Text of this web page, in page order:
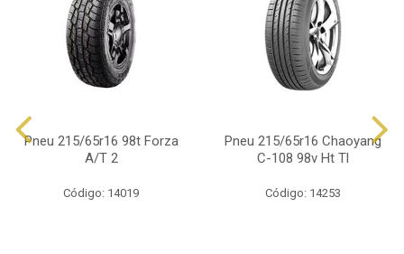
Pneu 215/65r16 98t Forza
A/T 2
Código: 14019
Pneu 215/65r16 Chaoyang
C-108 98v Ht Tl
Código: 14253